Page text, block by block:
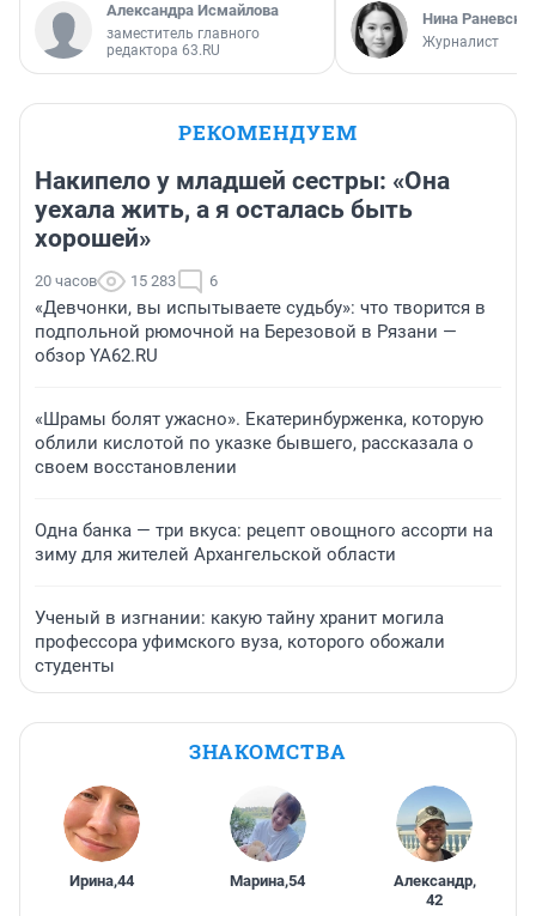
Александра Исмайлова
заместитель главного
редактора 63.RU
Нина
Журналист
РЕКОМЕНДУЕМ
Накипело у младшей сестры: «Она
уехала жить, а я осталась быть
хорошей»
20 часов 15 283 6
«Девчонки, вы испытываете судьбу»: что творится в
подпольной рюмочной на Березовой в Рязани —
обзор YA62.RU
«Шрамы болят ужасно». Екатеринбурженка, которую
облили кислотой по указке бывшего, рассказала о
своем восстановлении
Одна банка — три вкуса: рецепт овощного ассорти на
зиму для жителей Архангельской области
Ученый в изгнании: какую тайну хранит могила
профессора уфимского вуза, которого обожали
студенты
ЗНАКОМСТВА
Ирина,44 Марина,54 Александр,
42